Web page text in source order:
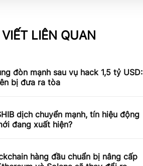
LIÊN QUAN
đòn mạnh sau vụ hack 1,5 tỷ USD:
bị đưa ra tòa
dịch chuyển mạnh, tín hiệu động
đang xuất hiện?
hàng đầu chuẩn bị nâng cấp